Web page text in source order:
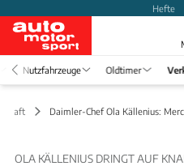
Hefte
Nutzfahrzeuge Oldtimer
Daimler-Chef Ola Källenius:
OLA KÄLLENIUS DRINGT AUF